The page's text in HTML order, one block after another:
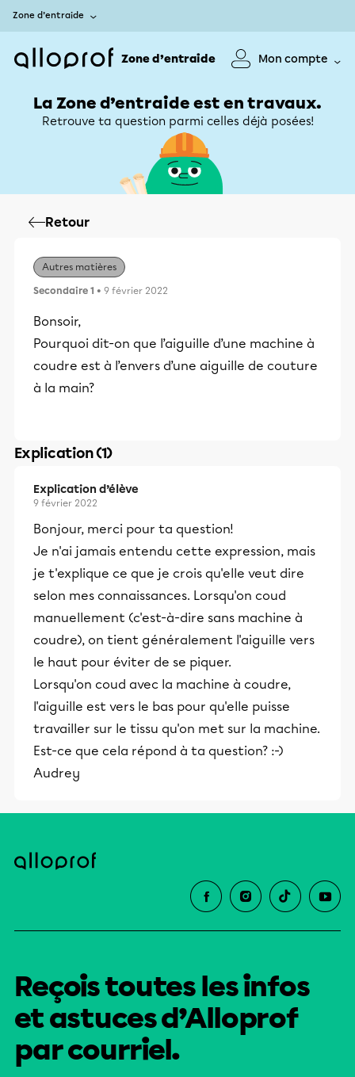
Zone d’entraide
Zone d’entraide Mon compte
La Zone d’entraide est en travaux.
Retrouve ta question parmi celles déjà posées!
Retour
Autres matières
Secondaire 1 • 9 février 2022
Bonsoir,
Pourquoi dit-on que l’aiguille d’une machine à
coudre est à l’envers d’une aiguille de couture
à la main?
Explication (1)
Explication d’élève
9 février 2022
Bonjour, merci pour ta question!
Je n'ai jamais entendu cette expression, mais
je t'explique ce que je crois qu'elle veut dire
selon mes connaissances. Lorsqu'on coud
manuellement (c'est-à-dire sans machine à
coudre), on tient généralement l'aiguille vers
le haut pour éviter de se piquer.
Lorsqu'on coud avec la machine à coudre,
l'aiguille est vers le bas pour qu'elle puisse
travailler sur le tissu qu'on met sur la machine.
Est-ce que cela répond à ta question? :-)
Audrey
Reçois toutes les infos
et astuces d’Alloprof
par courriel.